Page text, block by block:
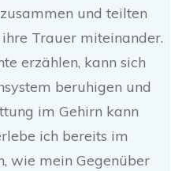
und teilten
Trauer miteinander.
erzählen, kann sich
beruhigen und
im Gehirn kann
ich bereits im
wie mein Gegenüber